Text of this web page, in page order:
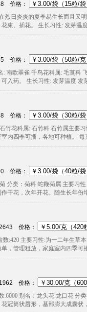
价格：
烈日炎炎的夏季易生长而且
束、插花。 生长习性: 发芽温
价格：
: 南欧翠雀 千鸟花科属: 毛莨
入药。 生长习性: 发芽温度 发
价格：
石竹花科属: 石竹科 石竹属主
内四季可播，各地可种植。
价格：
分类：菊科 蛇鞭菊属 主要
干花，次年开花。随生长年份
价格：
数:420 主要习性:为一二年生
，管理粗放，家庭室内四季可
价格：
:6000 别名：龙头花 龙口花 分
冠筒状唇形，基部膨大成囊